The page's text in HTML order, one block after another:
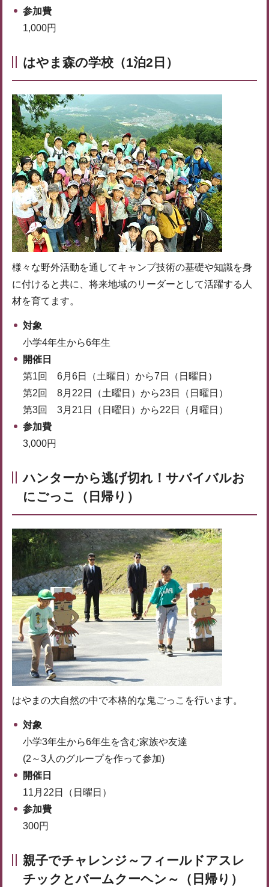
参加費
1,000円
はやま森の学校（1泊2日）
様々な野外活動を通してキャンプ技術の基礎や知識を身
に付けると共に、将来地域のリーダーとして活躍する人
材を育てます。
対象
小学4年生から6年生
開催日
第1回 6月6日（土曜日）から7日（日曜日）
第2回 8月22日（土曜日）から23日（日曜日）
第3回 3月21日（日曜日）から22日（月曜日）
参加費
3,000円
ハンターから逃げ切れ！サバイバルお
にごっこ（日帰り）
はやまの大自然の中で本格的な鬼ごっこを行います。
対象
小学3年生から6年生を含む家族や友達
(2～3人のグループを作って参加)
開催日
11月22日（日曜日）
参加費
300円
親子でチャレンジ～フィールドアスレ
チックとバームクーヘン～（日帰り）